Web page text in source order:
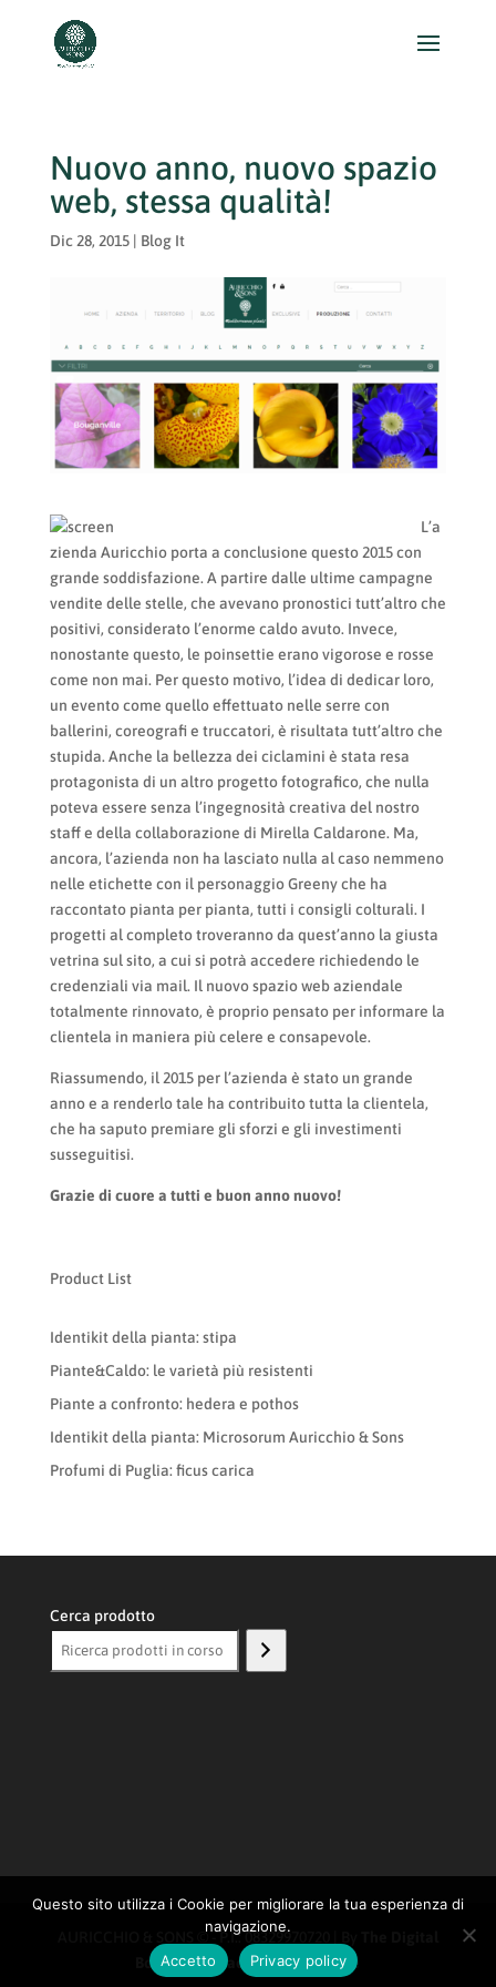
Nuovo anno, nuovo spazio
web, stessa qualità!
Dic 28, 2015| Blog It
L’a
zienda Auricchio porta a conclusione questo 2015 con
grande soddisfazione. A partire dalle ultime campagne
vendite delle stelle, che avevano pronostici tutt’altro che
positivi, considerato l’enorme caldo avuto. Invece,
nonostante questo, le poinsettie erano vigorose e rosse
come non mai. Per questo motivo, l’idea di dedicar loro,
un evento come quello effettuato nelle serre con
ballerini, coreografi e truccatori, è risultata tutt’altro che
stupida. Anche la bellezza dei ciclamini è stata resa
protagonista di un altro progetto fotografico, che nulla
poteva essere senza l’ingegnosità creativa del nostro
staff e della collaborazione di Mirella Caldarone. Ma,
ancora, l’azienda non ha lasciato nulla al caso nemmeno
nelle etichette con il personaggio Greeny che ha
raccontato pianta per pianta, tutti i consigli colturali. I
progetti al completo troveranno da quest’anno la giusta
vetrina sul sito, a cui si potrà accedere richiedendo le
credenziali via mail. Il nuovo spazio web aziendale
totalmente rinnovato, è proprio pensato per informare la
clientela in maniera più celere e consapevole.
Riassumendo, il 2015 per l’azienda è stato un grande
anno e a renderlo tale ha contribuito tutta la clientela,
che ha saputo premiare gli sforzi e gli investimenti
susseguitisi.
Grazie di cuore a tutti e buon anno nuovo!
Product List
Identikit della pianta: stipa
Piante&Caldo: le varietà più resistenti
Piante a confronto: hedera e pothos
Identikit della pianta: Microsorum Auricchio & Sons
Profumi di Puglia: ficus carica
Cerca prodotto
AURICCHIO & SONS © - P.I.: 08329970720 | By
Box SRL|Privacy/Policy |Cookie
Questo sito utilizza i Cookie per migliorare la tua esperienza di
navigazione.
Accetto
Privacy policy